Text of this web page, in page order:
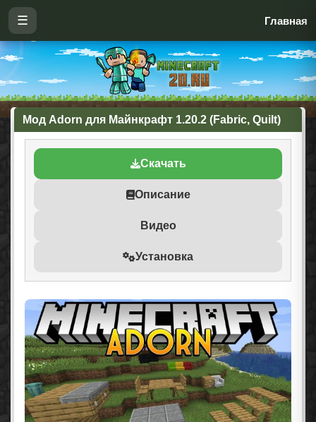
☰ Главная
Мод Adorn для Майнкрафт 1.20.2 (Fabric, Quilt)
Скачать
Описание
Видео
Установка